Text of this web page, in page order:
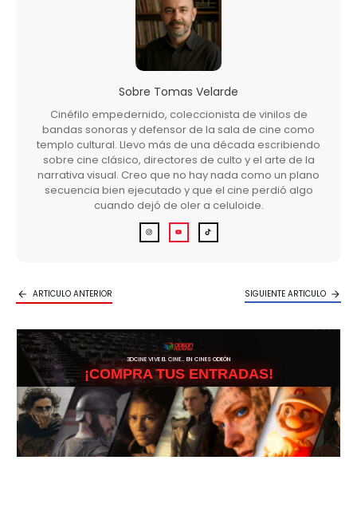
Sobre Tomas Velarde
Cinéfilo empedernido, coleccionista de vinilos de
bandas sonoras y defensor de la sala de cine como
templo cultural. Llevo más de una década escribiendo
sobre cine clásico, directores de culto y el arte de la
narrativa visual. Creo que no hay nada como un plano
secuencia bien ejecutado y que el cine perdió algo
cuando dejó de oler a celuloide.
ARTICULO ANTERIOR SIGUIENTE ARTICULO
3DCINE VIVE EL CINE… EN CINES ODEÓN
¡COMPRA TUS ENTRADAS!